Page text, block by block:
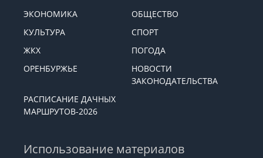
ЭКОНОМИКА
ОБЩЕСТВО
КУЛЬТУРА
СПОРТ
ЖКХ
ПОГОДА
ОРЕНБУРЖЬЕ
НОВОСТИ
ЗАКОНОДАТЕЛЬСТВА
РАСПИСАНИЕ ДАЧНЫХ
МАРШРУТОВ-2026
Использование материалов